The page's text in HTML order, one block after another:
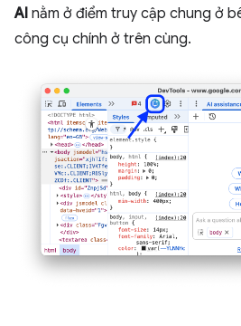
AI nằm ở điểm truy cập chung ở
công cụ chính ở trên cùng.